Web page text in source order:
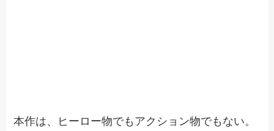
本作は、ヒーロー物でもアクション物でもない。